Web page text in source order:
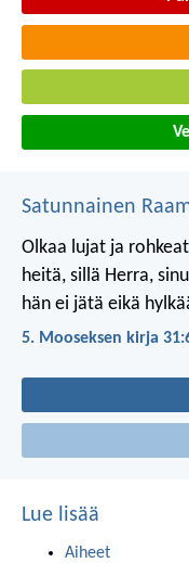
Satunnainen
Olkaa lujat ja
heitä, sillä Herra,
hän ei jätä eikä
5. Mooseksen kirja
Lue lisää
Aiheet